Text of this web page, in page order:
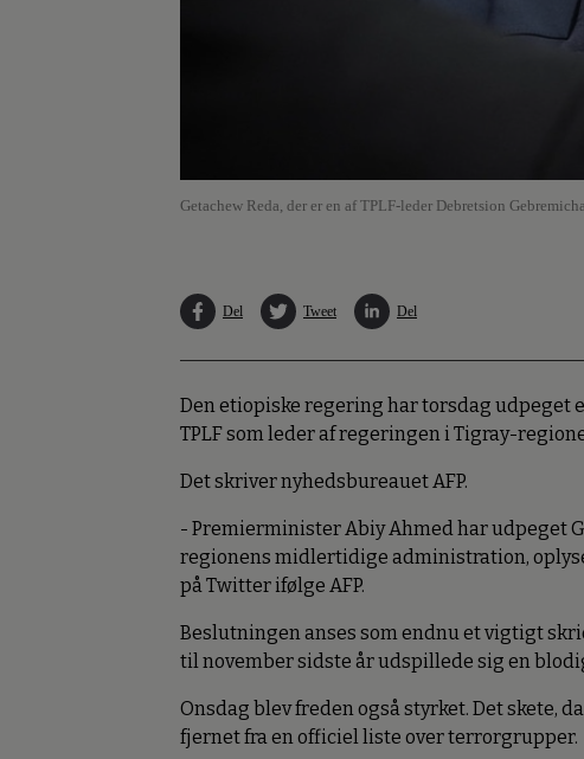
Getachew Reda, der er en af TPLF-leder Debretsion
Del Tweet Del
Den etiopiske regering har torsdag udpeget
TPLF som leder af regeringen i Tigray-
Det skriver nyhedsbureauet AFP.
- Premierminister Abiy Ahmed har udpeget
regionens midlertidige administration,
på Twitter ifølge AFP.
Beslutningen anses som endnu et vigtigt
til november sidste år udspillede sig en
Onsdag blev freden også styrket. Det skete,
fjernet fra en officiel liste over terrorgrupper.